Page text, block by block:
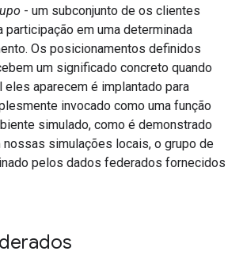
- um subconjunto de os clientes
participação em uma determinada
Os posicionamentos definidos
um significado concreto quando
eles aparecem é implantado para
invocado como uma função
simulado, como é demonstrado
nossas simulações locais, o grupo de
pelos dados federados fornecidos